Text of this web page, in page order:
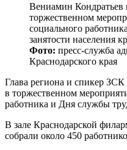
Вениамин Кондратьев
торжественном
социального
занятости населения
Фото: пресс-служба
Краснодарского края
Глава региона и спикер
в торжественном
работника и Дня службы
В зале Краснодарской
собрали около 450